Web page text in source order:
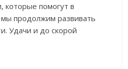
которые помогут в
продолжим развивать
Удачи и до скорой